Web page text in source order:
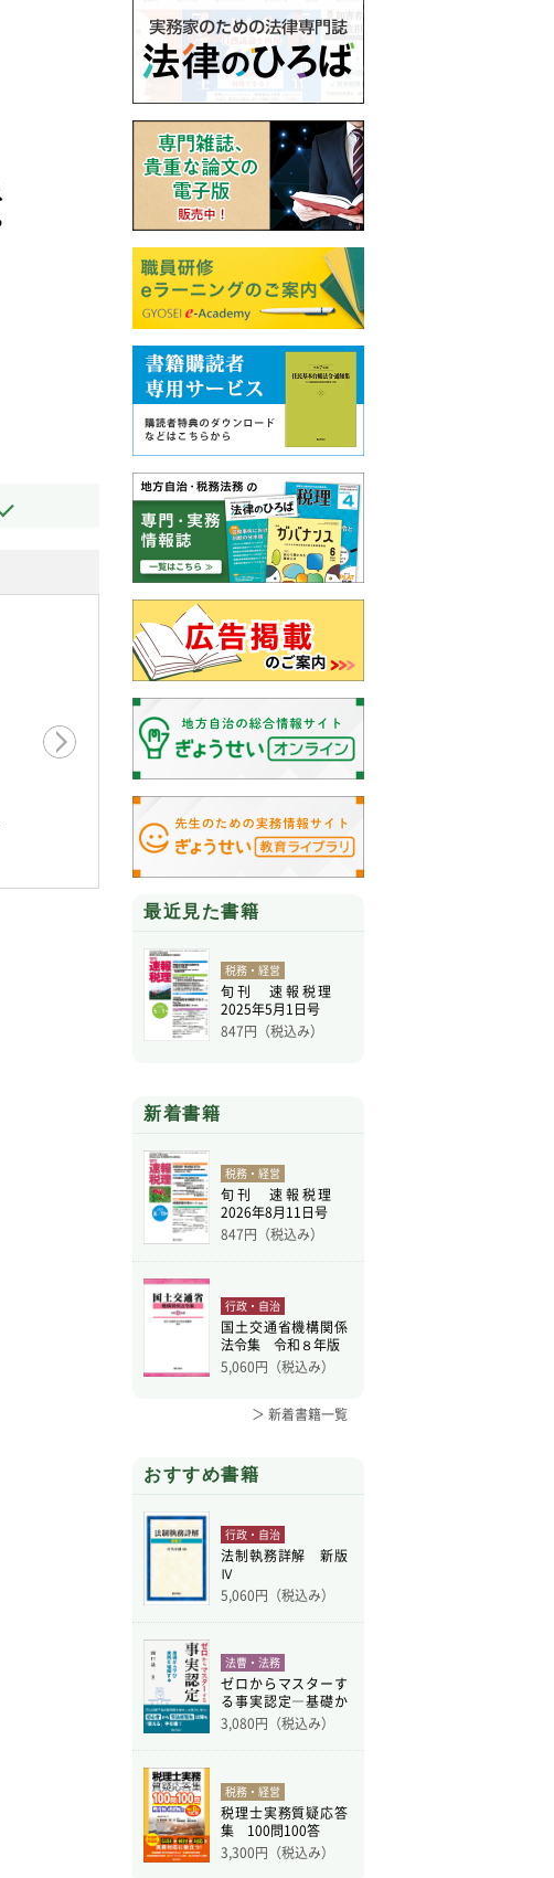
月刊 税理 2026年８月
号 特集：税務調査で争点
月刊 税理 2026年7月臨
時増刊号 早わかり税額シ
最近見た書籍
税務・経営
旬刊 速報税理
2025年5月1日号
847円（税込み）
新着書籍
税務・経営
旬刊 速報税理
2026年8月11日号
847円（税込み）
行政・自治
国土交通省機構関係
法令集 令和８年版
5,060円（税込み）
＞ 新着書籍一覧
おすすめ書籍
行政・自治
法制執務詳解 新版
Ⅳ
5,060円（税込み）
法曹・法務
ゼロからマスターす
る事実認定―基礎か
ら学
3,080円（税込み）
税務・経営
税理士実務質疑応答
集 100問100答
3,300円（税込み）